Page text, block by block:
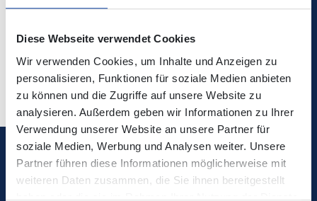
Diese Webseite verwendet Cookies
Wir verwenden Cookies, um Inhalte und Anzeigen zu
personalisieren, Funktionen für soziale Medien anbieten
zu können und die Zugriffe auf unsere Website zu
analysieren. Außerdem geben wir Informationen zu Ihrer
Verwendung unserer Website an unsere Partner für
soziale Medien, Werbung und Analysen weiter. Unsere
Partner führen diese Informationen möglicherweise mit
weiteren Daten zusammen, die Sie ihnen bereitgestellt
haben oder die sie im Rahmen Ihrer Nutzung der Dienste
VRM-Tarifwabenplan 2026
Verkehrsverbund Rhein-Mosel GmbH